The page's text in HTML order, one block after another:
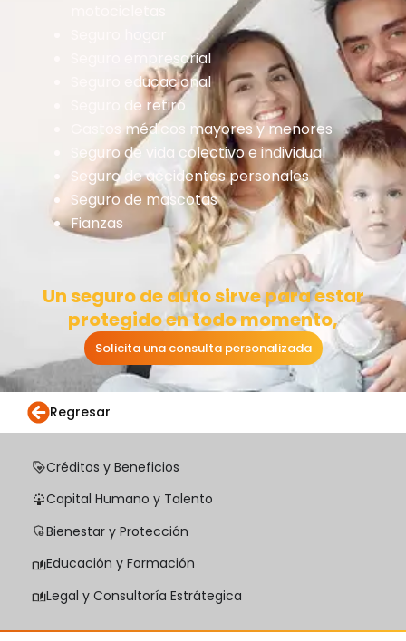
Seguro empresarial
Seguro educacional
Seguro de retiro
Gastos médicos mayores y menores
Seguro de vida colectivo e individual
Seguro de accidentes personales
Seguro de mascotas
Fianzas
Un seguro de auto sirve para estar
protegido en todo momento,
Solicita una consulta personalizada
Regresar
Créditos y Beneficios
Capital Humano y Talento
Bienestar y Protección
Educación y Formación
Legal y Consultoría Estrátegica